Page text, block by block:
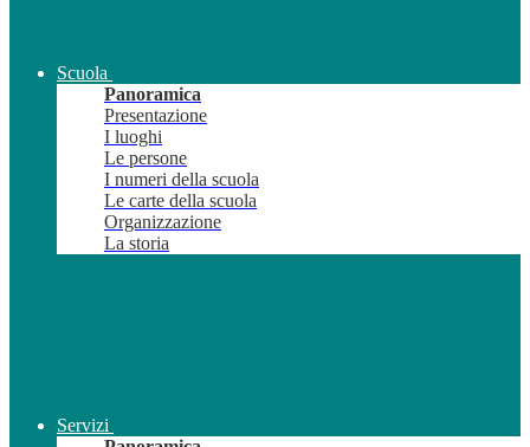
Scuola
Panoramica
Presentazione
I luoghi
Le persone
I numeri della scuola
Le carte della scuola
Organizzazione
La storia
Servizi